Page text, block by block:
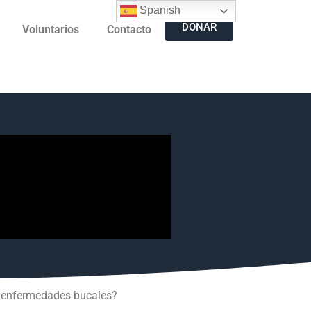
DONAR
Voluntarios Contacto
bucales?
Spanish